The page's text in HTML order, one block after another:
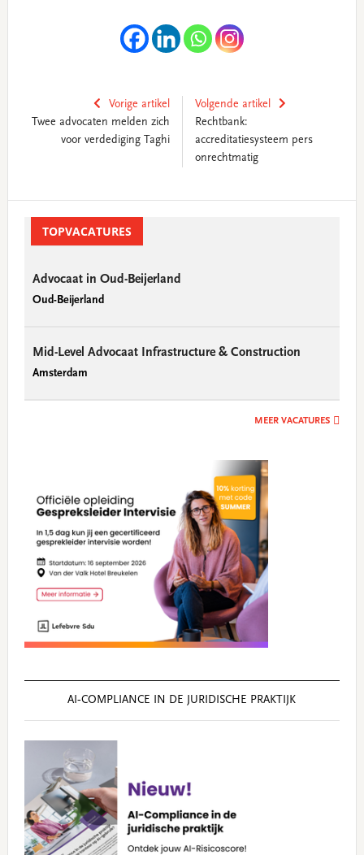
Vorige artikel
Twee advocaten melden zich
voor verdediging Taghi
Volgende artikel
Rechtbank:
accreditatiesysteem pers
onrechtmatig
SidebarTOPVACATURES
Advocaat in Oud-Beijerland
Oud-Beijerland
Mid-Level Advocaat Infrastructure & Construction
Amsterdam
MEER VACATURES
AI‑COMPLIANCE IN DE JURIDISCHE PRAKTIJK